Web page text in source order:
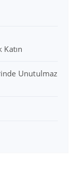
Katın
Unutulmaz